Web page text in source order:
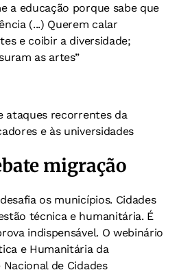
a educação porque sabe que
(...) Querem calar
e coibir a diversidade;
as artes”
ataques recorrentes da
e às universidades
migração
os municípios. Cidades
técnica e humanitária. É
indispensável. O webinário
e Humanitária da
Nacional de Cidades